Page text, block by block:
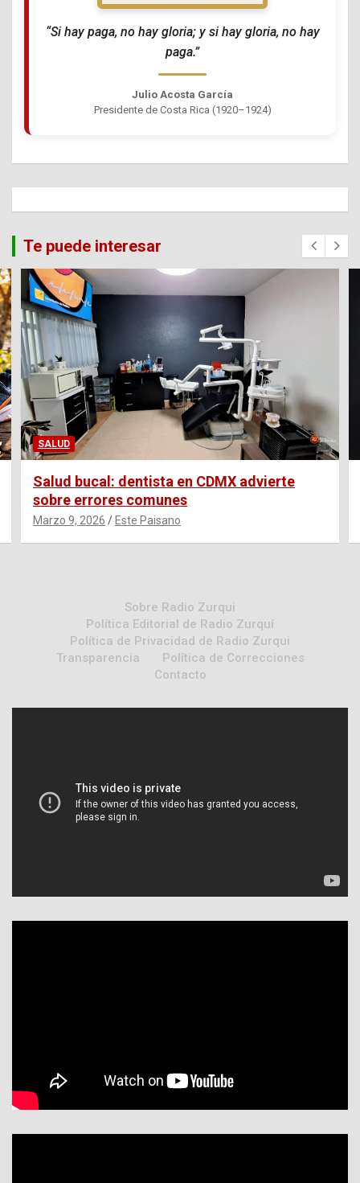
“Si hay paga, no hay gloria; y si hay gloria, no hay
paga.”
Julio Acosta García
Presidente de Costa Rica (1920–1924)
Te puede interesar
SALUD
Salud bucal: dentista en CDMX advierte
sobre errores comunes
Marzo 9, 2026 Este Paisano
Sobre Radio Zurqui
Política Editorial de Radio Zurquí
Política de Privacidad de Radio Zurqui
Transparencia
Política de Correcciones
Contacto